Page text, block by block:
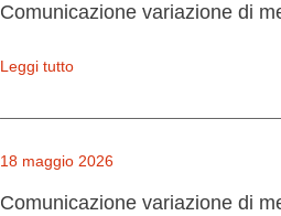
Comunicazione variazione di
Leggi tutto
18 maggio 2026
Comunicazione variazione di